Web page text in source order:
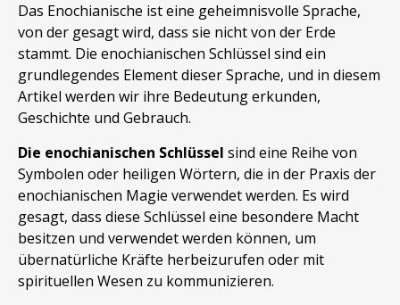
Das Enochianische ist eine geheimnisvolle Sprache,
von der gesagt wird, dass sie nicht von der Erde
stammt. Die enochianischen Schlüssel sind ein
grundlegendes Element dieser Sprache, und in diesem
Artikel werden wir ihre Bedeutung erkunden,
Geschichte und Gebrauch.
Die enochianischen Schlüssel sind eine Reihe von
Symbolen oder heiligen Wörtern, die in der Praxis der
enochianischen Magie verwendet werden. Es wird
gesagt, dass diese Schlüssel eine besondere Macht
besitzen und verwendet werden können, um
übernatürliche Kräfte herbeizurufen oder mit
spirituellen Wesen zu kommunizieren.